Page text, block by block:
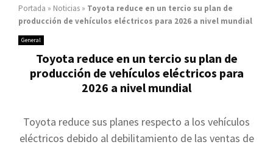
Portada » Noticias » Toyota reduce en un tercio su plan de
producción de vehículos eléctricos para 2026 a nivel mundial
General
Toyota reduce en un tercio su plan de
producción de vehículos eléctricos para
2026 a nivel mundial
Toyota reduce sus planes respecto a los vehículos
eléctricos debido al debilitamiento de las ventas de